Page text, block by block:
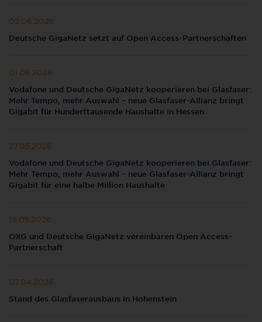
02.06.2026
Deutsche GigaNetz setzt auf Open Access-Partnerschaften
01.06.2026
Vodafone und Deutsche GigaNetz kooperieren bei Glasfaser:
Mehr Tempo, mehr Auswahl – neue Glasfaser-Allianz bringt
Gigabit für Hunderttausende Haushalte in Hessen
27.05.2026
Vodafone und Deutsche GigaNetz kooperieren bei Glasfaser:
Mehr Tempo, mehr Auswahl – neue Glasfaser-Allianz bringt
Gigabit für eine halbe Million Haushalte
19.05.2026
OXG und Deutsche GigaNetz vereinbaren Open Access-
Partnerschaft
07.04.2026
Stand des Glasfaserausbaus in Hohenstein